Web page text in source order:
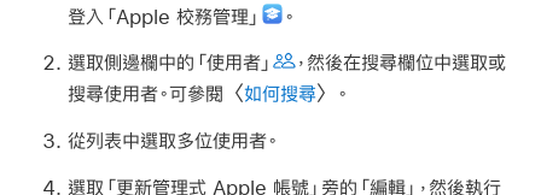
登入「Apple 校務管理」
。
選取側邊欄中的「使用者」
，然後在搜尋欄位中選取或
搜尋使用者。可參閱〈如何搜尋〉。
從列表中選取多位使用者。
選取「更新管理式 Apple 帳號 」旁的「編輯」，然後執行